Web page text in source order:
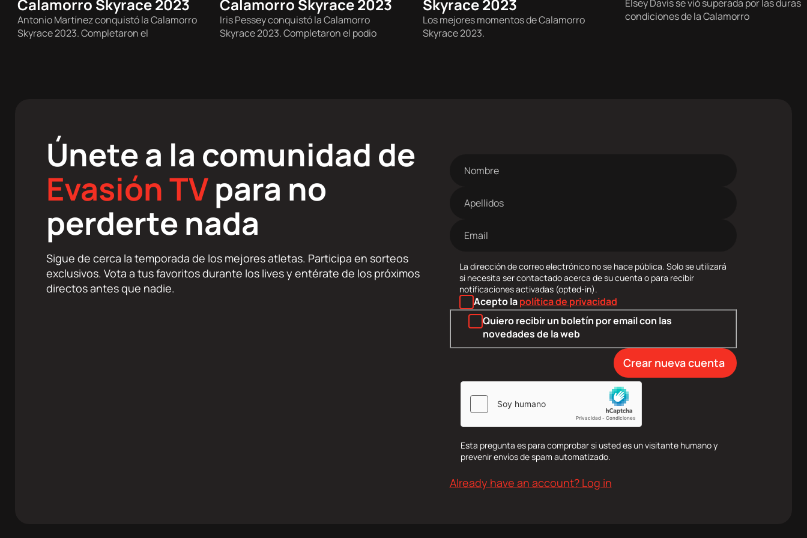
Trail
Calamorro Skyrace 2023
Antonio Martínez conquistó la Calamorro
Skyrace 2023. Completaron el
Trail
Calamorro Skyrace 2023
Iris Pessey conquistó la Calamorro
Skyrace 2023. Completaron el podio
Trail
Skyrace 2023
Los mejores momentos de Calamorro
Skyrace 2023.
Trail
Elsey Davis se vió superada por las duras
condiciones de la Calamorro
Únete a la comunidad de
Evasión TVpara no
perderte nada
Sigue de cerca la temporada de los mejores atletas. Participa en sorteos
exclusivos. Vota a tus favoritos durante los lives y entérate de los próximos
directos antes que nadie.
electrónico
La dirección de correo electrónico no se hace pública. Solo se utilizará
si necesita ser contactado acerca de su cuenta o para recibir
notificaciones activadas (opted-in).
Acepto lapolítica de privacidad
Quiero recibir un boletín por email con las
novedades de la web
Esta pregunta es para comprobar si usted es un visitante humano y
prevenir envíos de spam automatizado.
Already have an account? Log in